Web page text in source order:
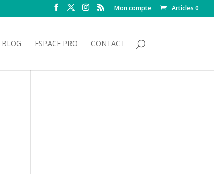
Mon compte Articles 0
BLOG ESPACE PRO CONTACT